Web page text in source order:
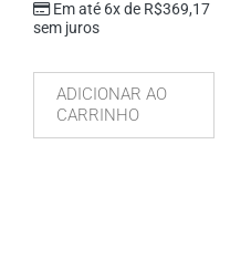
Em até 6x de R$369,17
sem juros
ADICIONAR AO
CARRINHO